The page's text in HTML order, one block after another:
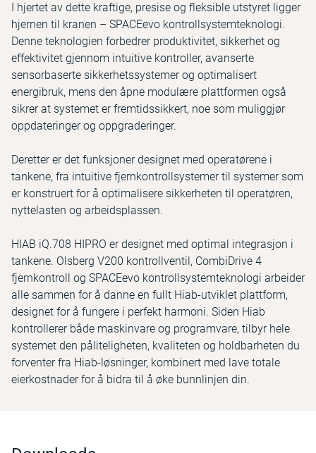
I hjertet av dette kraftige, presise og fleksible utstyret ligger
hjernen til kranen – SPACEevo kontrollsystemteknologi.
Denne teknologien forbedrer produktivitet, sikkerhet og
effektivitet gjennom intuitive kontroller, avanserte
sensorbaserte sikkerhetssystemer og optimalisert
energibruk, mens den åpne modulære plattformen også
sikrer at systemet er fremtidssikkert, noe som muliggjør
oppdateringer og oppgraderinger.
Deretter er det funksjoner designet med operatørene i
tankene, fra intuitive fjernkontrollsystemer til systemer som
er konstruert for å optimalisere sikkerheten til operatøren,
nyttelasten og arbeidsplassen.
HIAB iQ.708 HIPRO er designet med optimal integrasjon i
tankene. Olsberg V200 kontrollventil, CombiDrive 4
fjernkontroll og SPACEevo kontrollsystemteknologi arbeider
alle sammen for å danne en fullt Hiab-utviklet plattform,
designet for å fungere i perfekt harmoni. Siden Hiab
kontrollerer både maskinvare og programvare, tilbyr hele
systemet den påliteligheten, kvaliteten og holdbarheten du
forventer fra Hiab-løsninger, kombinert med lave totale
eierkostnader for å bidra til å øke bunnlinjen din.